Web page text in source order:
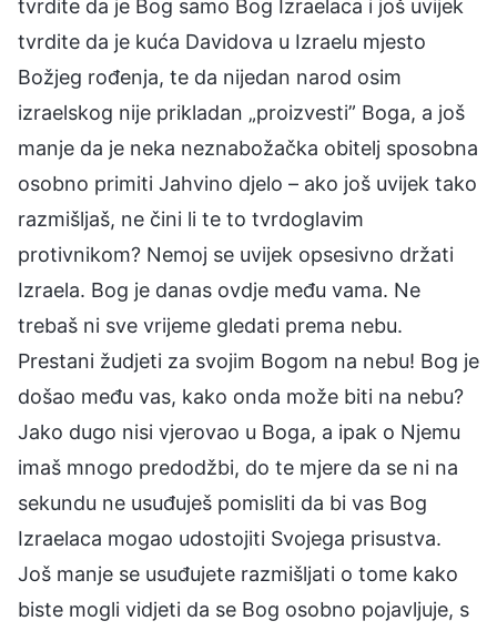
tvrdite da je Bog samo Bog Izraelaca i još uvijek
tvrdite da je kuća Davidova u Izraelu mjesto
Božjeg rođenja, te da nijedan narod osim
izraelskog nije prikladan „proizvesti” Boga, a još
manje da je neka neznabožačka obitelj sposobna
osobno primiti Jahvino djelo – ako još uvijek tako
razmišljaš, ne čini li te to tvrdoglavim
protivnikom? Nemoj se uvijek opsesivno držati
Izraela. Bog je danas ovdje među vama. Ne
trebaš ni sve vrijeme gledati prema nebu.
Prestani žudjeti za svojim Bogom na nebu! Bog je
došao među vas, kako onda može biti na nebu?
Jako dugo nisi vjerovao u Boga, a ipak o Njemu
imaš mnogo predodžbi, do te mjere da se ni na
sekundu ne usuđuješ pomisliti da bi vas Bog
Izraelaca mogao udostojiti Svojega prisustva.
Još manje se usuđujete razmišljati o tome kako
biste mogli vidjeti da se Bog osobno pojavljuje, s